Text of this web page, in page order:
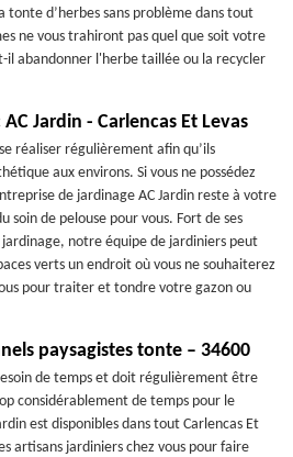
tonte d’herbes sans problème dans tout
ne vous trahiront pas quel que soit votre
abandonner l'herbe taillée ou la recycler
Jardin - Carlencas Et Levas
réaliser régulièrement afin qu’ils
aux environs. Si vous ne possédez
de jardinage AC Jardin reste à votre
soin de pelouse pour vous. Fort de ses
notre équipe de jardiniers peut
verts un endroit où vous ne souhaiterez
pour traiter et tondre votre gazon ou
paysagistes tonte – 34600
de temps et doit régulièrement être
considérablement de temps pour le
est disponibles dans tout Carlencas Et
artisans jardiniers chez vous pour faire